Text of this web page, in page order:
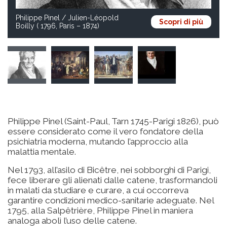
Philippe Pinel / Julien-Léopold
Boilly ( 1796, Paris – 1874)
Scopri di più
Philippe Pinel (Saint-Paul, Tarn 1745-Parigi 1826), può
essere considerato come il vero fondatore della
psichiatria moderna, mutando l’approccio alla
malattia mentale.
Nel 1793, all’asilo di Bicêtre, nei sobborghi di Parigi,
fece liberare gli alienati dalle catene, trasformandoli
in malati da studiare e curare, a cui occorreva
garantire condizioni medico-sanitarie adeguate. Nel
1795, alla Salpêtrière, Philippe Pinel in maniera
analoga abolì l’uso delle catene.